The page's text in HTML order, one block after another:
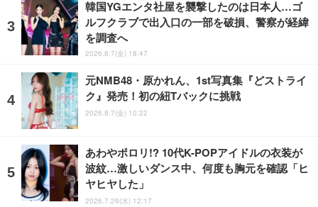
韓国YGエンタ社屋を襲撃したのは日本人…ゴ
ルフクラブで出入口の一部を破損、警察が経緯
を調査へ
2026.8.7(金) 18:47
元NMB48・原かれん、1st写真集『どストライ
ク』発売！初の紐Tバックに挑戦
2026.8.7(金) 10:22
あわやポロリ!? 10代K-POPアイドルの衣装が
波紋…激しいダンス中、何度も胸元を確認「ヒ
ヤヒヤした」
2026.7.29(水) 12:17